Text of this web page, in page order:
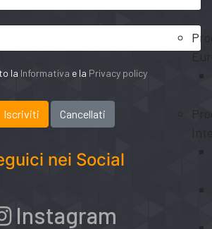
la Informativa e la Privacy policy
nei Social
Instagram